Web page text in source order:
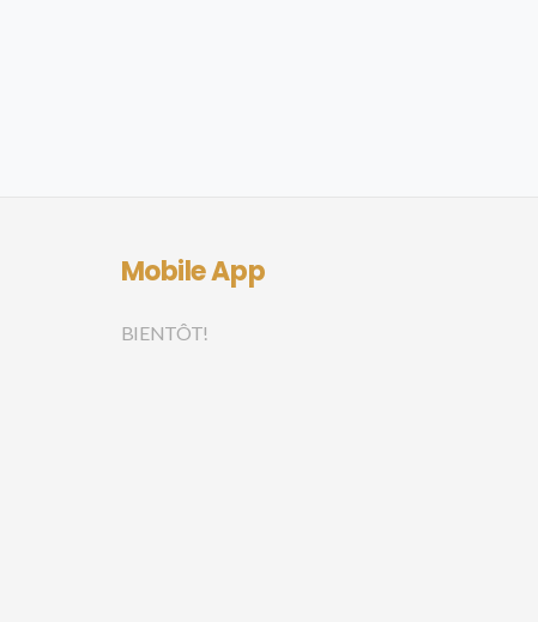
Mobile App
BIENTÔT!